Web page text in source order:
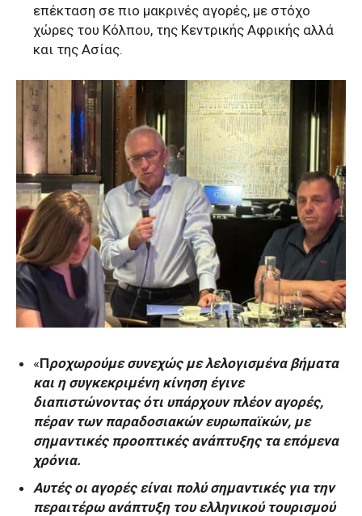
επέκταση σε πιο μακρινές αγορές, με στόχο
χώρες του Κόλπου, της Κεντρικής Αφρικής αλλά
και της Ασίας.
«Προχωρούμε συνεχώς με λελογισμένα βήματα
και η συγκεκριμένη κίνηση έγινε
διαπιστώνοντας ότι υπάρχουν πλέον αγορές,
πέραν των παραδοσιακών ευρωπαϊκών, με
σημαντικές προοπτικές ανάπτυξης τα επόμενα
χρόνια.
Αυτές οι αγορές είναι πολύ σημαντικές για την
περαιτέρω ανάπτυξη του ελληνικού τουρισμού